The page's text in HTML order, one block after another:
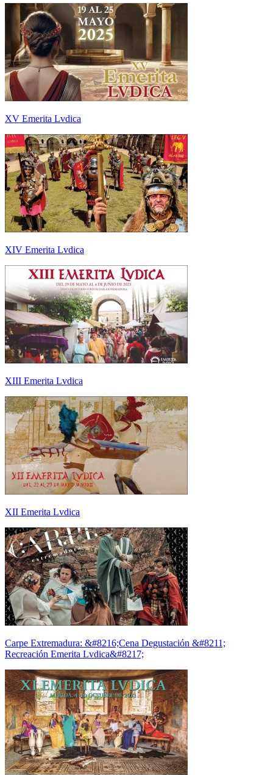
XV Emerita Lvdica
XIV Emerita Lvdica
XIII Emerita Lvdica
XII Emerita Lvdica
Carpe Extremadura: &#8216;Cena Degustación &#8211;
Recreación Emerita Lvdica&#8217;